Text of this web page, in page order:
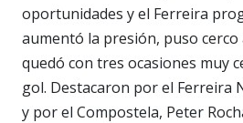
oportunidades y el Ferreira
aumentó la presión, puso
quedó con tres ocasiones muy
gol. Destacaron por el Ferreira
y por el Compostela, Peter